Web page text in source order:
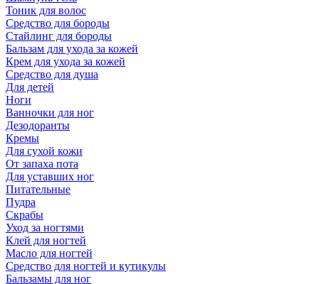
Тоник для волос
Средство для бороды
Стайлинг для бороды
Бальзам для ухода за кожей
Крем для ухода за кожей
Средство для душа
Для детей
Ноги
Ванночки для ног
Дезодоранты
Кремы
Для сухой кожи
От запаха пота
Для уставших ног
Питательные
Пудра
Скрабы
Уход за ногтями
Клей для ногтей
Масло для ногтей
Средство для ногтей и кутикулы
Бальзамы для ног